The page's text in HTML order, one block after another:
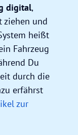
digital,
ziehen und
heißt
Fahrzeug
Du
durch die
erfährst
zur